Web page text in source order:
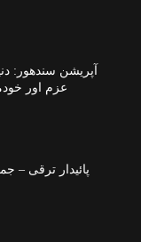
آپریشن سندھور:
عزم اور
پائیدار ترقی –